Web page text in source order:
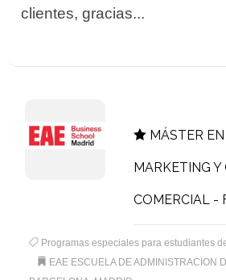
clientes, gracias...
MÁSTER
MARKETING Y
COMERCIAL -
Programas especiales para estudiantes
EAE ESCUELA DE ADMINISTRACION